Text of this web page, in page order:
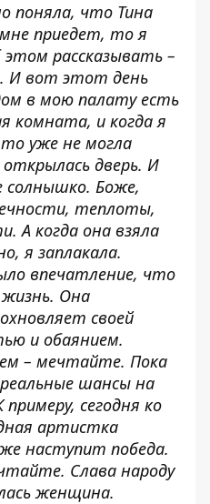
поняла, что Тина
приедет, то я
рассказывать –
И вот этот день
в мою палату есть
комната, и когда я
уже не могла
дверь. И
солнышко. Боже,
теплоты,
А когда она взяла
я заплакала.
впечатление, что
Она
своей
и обаянием.
– мечтайте. Пока
шансы на
сегодня ко
артистка
наступит победа.
Слава народу
женщина.